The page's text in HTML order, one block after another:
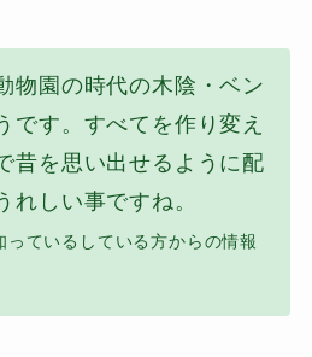
物園の時代の木陰・ベン
です。すべてを作り変え
昔を思い出せるように配
れしい事ですね。
っているしている方からの情報